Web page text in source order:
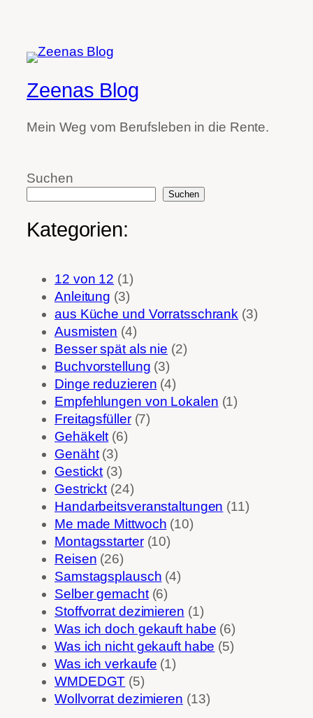
Zeenas Blog
Mein Weg vom Berufsleben in die Rente.
Suchen
Suchen
Kategorien:
12 von 12 (1)
Anleitung (3)
aus Küche und Vorratsschrank (3)
Ausmisten (4)
Besser spät als nie (2)
Buchvorstellung (3)
Dinge reduzieren (4)
Empfehlungen von Lokalen (1)
Freitagsfüller(7)
Gehäkelt(6)
Genäht(3)
Gestickt(3)
Gestrickt(24)
Handarbeitsveranstaltungen (11)
Me made Mittwoch (10)
Montagsstarter(10)
Reisen (26)
Samstagsplausch (4)
Selber gemacht(6)
Stoffvorrat dezimieren (1)
Was ich doch gekauft habe (6)
Was ich nicht gekauft habe (5)
Was ich verkaufe (1)
WMDEDGT (5)
Wollvorrat dezimieren (13)